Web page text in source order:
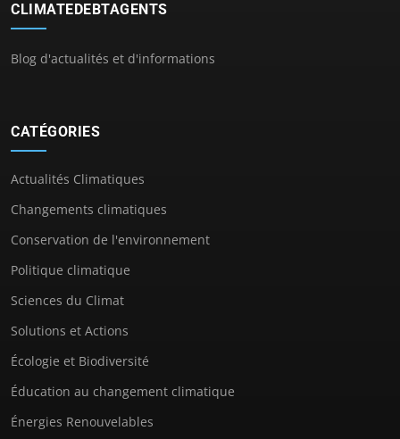
CLIMATEDEBTAGENTS
Blog d'actualités et d'informations
CATÉGORIES
Actualités Climatiques
Changements climatiques
Conservation de l'environnement
Politique climatique
Sciences du Climat
Solutions et Actions
Écologie et Biodiversité
Éducation au changement climatique
Énergies Renouvelables